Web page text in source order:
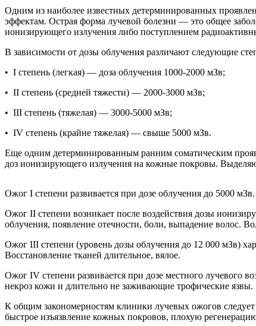
Одним из наиболее известных детерминированных
эффектам. Острая форма лучевой болезни — это общее
ионизирующего излучения либо поступлением
В зависимости от дозы облучения различают следующие
• I степень (легкая) — доза облучения 1000-2000 мЗв;
• II степень (средней тяжести) — 2000-3000 мЗв;
• III степень (тяжелая) — 3000-5000 мЗв;
• IV степень (крайне тяжелая) — свыше 5000 мЗв.
Еще одним детерминированным ранним соматическим
доз ионизирующего излучения на кожные покровы.
Ожог I степени развивается при дозе облучения до 5000
Ожог II степени возникает после воздействия дозы
облучения, появление отечности, боли, выпадение волос.
Ожог III степени (уровень дозы облучения до 12 000 мЗв)
Восстановление тканей длительное, вялое.
Ожог IV степени развивается при дозе местного лучевого
некроз кожи и длительно не заживающие трофические язвы.
К общим закономерностям клиники лучевых ожогов следует
быстрое изъязвление кожных покровов, плохую